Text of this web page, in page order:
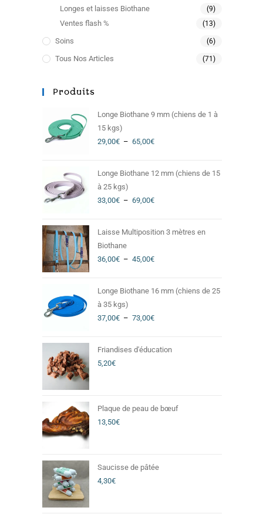
Longes et laisses Biothane (9)
Ventes flash % (13)
Soins (6)
Tous Nos Articles (71)
Produits
Longe Biothane 9 mm (chiens de 1 à
15 kgs)
29,00€ – 65,00€
Longe Biothane 12 mm (chiens de 15
à 25 kgs)
33,00€ – 69,00€
Laisse Multiposition 3 mètres en
Biothane
36,00€ – 45,00€
Longe Biothane 16 mm (chiens de 25
à 35 kgs)
37,00€ – 73,00€
Friandises d'éducation
5,20€
Plaque de peau de bœuf
13,50€
Saucisse de pâtée
4,30€